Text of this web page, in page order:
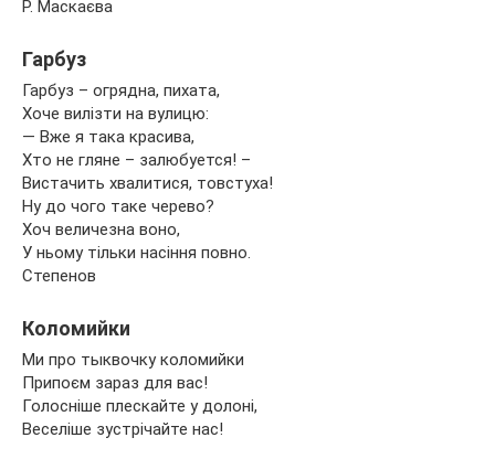
Р. Маскаєва
Гарбуз
Гарбуз – огрядна, пихата,
Хоче вилізти на вулицю:
— Вже я така красива,
Хто не гляне – залюбуется! –
Вистачить хвалитися, товстуха!
Ну до чого таке черево?
Хоч величезна воно,
У ньому тільки насіння повно.
Степенов
Коломийки
Ми про тыквочку коломийки
Припоєм зараз для вас!
Голосніше плескайте у долоні,
Веселіше зустрічайте нас!